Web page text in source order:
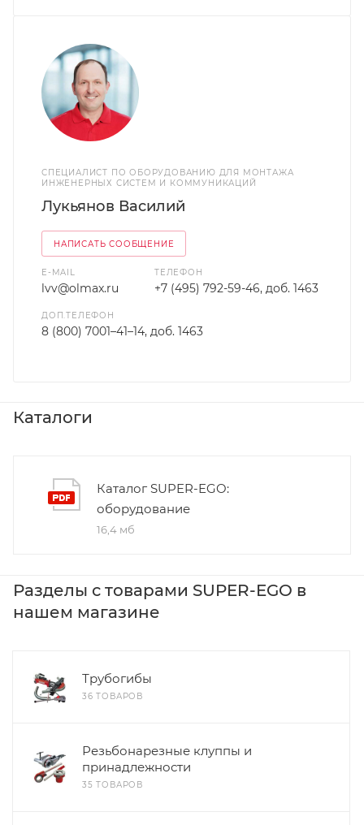
СПЕЦИАЛИСТ ПО ОБОРУДОВАНИЮ ДЛЯ МОНТАЖА
ИНЖЕНЕРНЫХ СИСТЕМ И КОММУНИКАЦИЙ
Лукьянов Василий
НАПИСАТЬ СООБЩЕНИЕ
E-MAIL
lvv@olmax.ru
ТЕЛЕФОН
+7 (495) 792-59-46, доб. 1463
ДОП.ТЕЛЕФОН
8 (800) 7001–41–14, доб. 1463
Каталоги
Каталог SUPER-EGO:
оборудование
16,4 мб
Разделы с товарами SUPER-EGO в
нашем магазине
Трубогибы
36 ТОВАРОВ
Резьбонарезные клуппы и
принадлежности
35 ТОВАРОВ